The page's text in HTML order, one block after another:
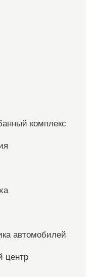
комплекс
автомобилей
центр